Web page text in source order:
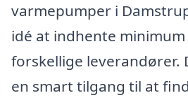
varmepumper i
idé at indhente
forskellige leverandører.
en smart tilgang til at